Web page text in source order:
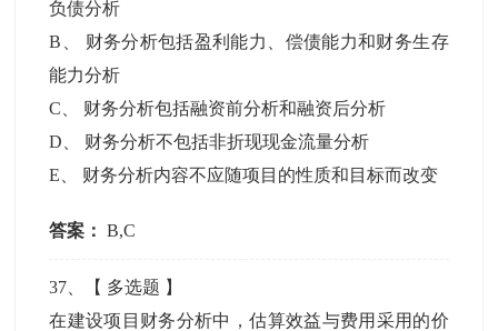
负债分析
B
财务分析包括盈利能力、偿债能力和财务生存
能力分析
C
财务分析包括融资前分析和融资后分析
D
财务分析不包括非折现现金流量分析
E
财务分析内容不应随项目的性质和目标而改变
答案： B,C
37 、【 多选题 】
在建设项目财务分析中，估算效益与费用采用的价